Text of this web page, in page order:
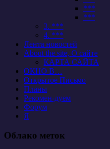
***
***
3. ***
4. ***
Лента новостей
About the site, О сайте
КАРТА САЙТА
ОКНО В…
Открытое Письмо
Планы
Рекомен-дуем
Форум
Я
Облако меток